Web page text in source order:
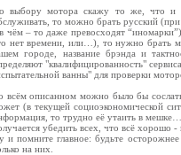
выбору мотора скажу то же, что и
то можно брать русский
чём – то даже превосходят
нет времени, или…), то нужно брать
городе, название брэнда и
"квалифицированность"
ванны" для проверки
всём описанном можно было бы
(в текущей социоэкономической
то трудно её утаить в
убедить всех, что всё хорошо
и помните главное: будьте
на них.